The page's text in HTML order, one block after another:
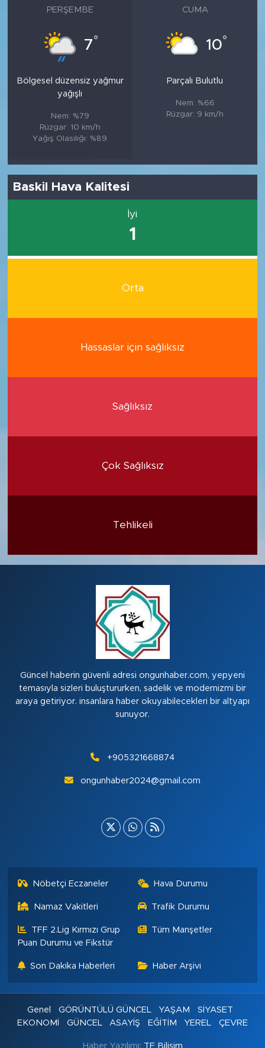
PERŞEMBE
7°
Bölgesel düzensiz yağmur
yağışlı
Nem: %79
Rüzgar: 10 km/h
Yağış Olasılığı: %89
CUMA
10°
Parçalı Bulutlu
Nem: %66
Rüzgar: 9 km/h
Baskil Hava Kalitesi
İyi
1
Orta
Hassaslar için sağlıksız
Sağlıksız
Çok Sağlıksız
Tehlikeli
Güncel haberin güvenli adresi ongunhaber.com, yepyeni
temasıyla sizleri buluştururken, sadelik ve modernizmi bir
araya getiriyor. insanlara haber okuyabilecekleri bir altyapı
sunuyor.
+905321668874
ongunhaber2024@gmail.com
Nöbetçi Eczaneler Hava Durumu
Namaz Vakitleri Trafik Durumu
TFF 2.Lig Kırmızı Grup
Puan Durumu ve Fikstür
Tüm Manşetler
Son Dakika Haberleri Haber Arşivi
Genel GÖRÜNTÜLÜ GÜNCEL YAŞAM
SİYASET
EKONOMİ
GÜNCEL ASAYİŞ EĞİTİM YEREL ÇEVRE
Haber Yazılımı: TE Bilişim